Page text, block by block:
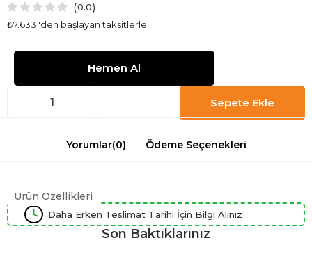
0.0
₺7.633 'den başlayan taksitlerle
Yorumlar(0) Ödeme Seçenekleri
Ürün Özellikleri
Daha Erken Teslimat Tarihi İçin Bilgi Alınız
Son Baktıklarınız